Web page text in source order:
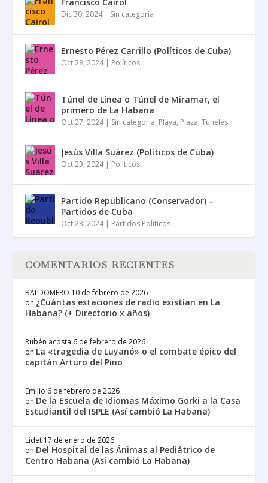
Dic 30, 2024| Sin categoría
Ernesto Pérez Carrillo (Políticos de Cuba)
Oct 28, 2024| Políticos
Túnel de Línea o Túnel de Miramar, el
primero de La Habana
Oct 27, 2024| Sin categoría, Playa, Plaza,Túneles
Jesús Villa Suárez (Políticos de Cuba)
Oct 23, 2024| Políticos
Partido Republicano (Conservador) –
Partidos de Cuba
Oct 23, 2024| Partidos Políticos
COMENTARIOS RECIENTES
BALDOMERO 10 de febrero de 2026
on ¿Cuántas estaciones de radio existían en La
Habana? (+ Directorio x años)
Rubén acosta 6 de febrero de 2026
on La «tragedia de Luyanó» o el combate épico del
capitán Arturo del Pino
Emilio 6 de febrero de 2026
on De la Escuela de Idiomas Máximo Gorki a la Casa
Estudiantil del ISPLE (Así cambió La Habana)
Lidet 17 de enero de 2026
on Del Hospital de las Ánimas al Pediátrico de
Centro Habana (Así cambió La Habana)